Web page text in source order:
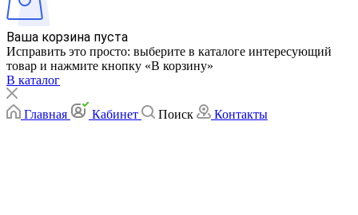
Ваша корзина пуста
Исправить это просто: выберите в каталоге интересующий
товар и нажмите кнопку «В корзину»
В каталог
Главная Кабинет Поиск Контакты